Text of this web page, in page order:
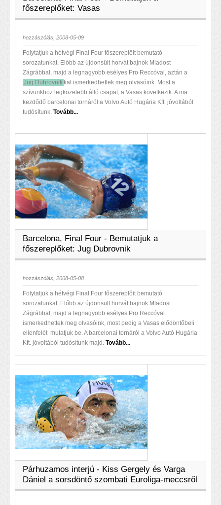
főszereplőket: Vasas
hozzászólás, 2008-05-09
Folytatjuk a hétvégi Final Four főszereplőit bemutató
sorozatunkat. Előbb az újdonsült horvát bajnok Mladost
Zágrábbal, majd a legnagyobb esélyes Pro Reccóval, aztán a
Jug Dubrovnik kal ismerkedhettek meg olvasóink. Most a
szívünkhöz legközelebb álló csapat, a Vasas következik. A ma
kezdődő barcelonai tornáról a Volvo Autó Hugária Kft. jóvoltából
tudósítunk. Tovább...
Barcelona, Final Four - Bemutatjuk a
főszereplőket: Jug Dubrovnik
hozzászólás, 2008-05-08
Folytatjuk a hétvégi Final Four főszereplőit bemutató
sorozatunkat. Előbb az újdonsült horvát bajnok Mladost
Zágrábbal, majd a legnagyobb esélyes Pro Reccóval
ismerkedhettek meg olvasóink, most pedig a Vasas elődöntőbeli
ellenfelét mutatjuk be. A barcelonai tornáról a Volvo Autó Hugária
Kft. jóvoltából tudósítunk majd. Tovább...
Párhuzamos interjú - Kiss Gergely és Varga
Dániel a sorsdöntő szombati Euroliga-meccsről